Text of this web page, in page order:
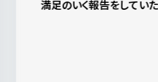
で、このこともここはいい